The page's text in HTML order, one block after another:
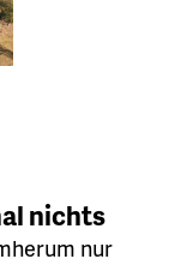
nichts
nur